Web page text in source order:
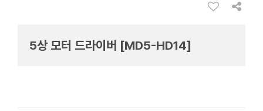
5상 모터 드라이버 [MD5-HD14]